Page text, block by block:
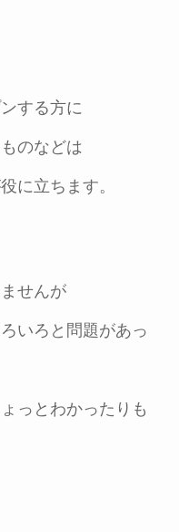
する方に
のなどは
に立ちます。
せんが
いろと問題があっ
っとわかったりも